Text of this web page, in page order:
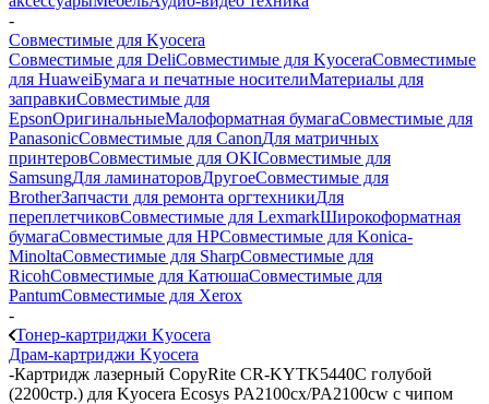
-
Совместимые для Kyocera
Совместимые для DeliСовместимые для KyoceraСовместимые
для HuaweiБумага и печатные носителиМатериалы для
заправкиСовместимые для
EpsonОригинальныеМалоформатная бумагаСовместимые для
PanasonicСовместимые для CanonДля матричных
принтеровСовместимые для OKIСовместимые для
SamsungДля ламинаторовДругоеСовместимые для
BrotherЗапчасти для ремонта оргтехникиДля
переплетчиковСовместимые для LexmarkШирокоформатная
бумагаСовместимые для HPСовместимые для Konica-
MinoltaСовместимые для SharpСовместимые для
RicohСовместимые для КатюшаСовместимые для
PantumСовместимые для Xerox
-
Тонер-картриджи Kyocera
Драм-картриджи Kyocera
-Картридж лазерный CopyRite CR-KYTK5440C голубой
(2200стр.) для Kyocera Ecosys PA2100cx/PA2100cw с чипом